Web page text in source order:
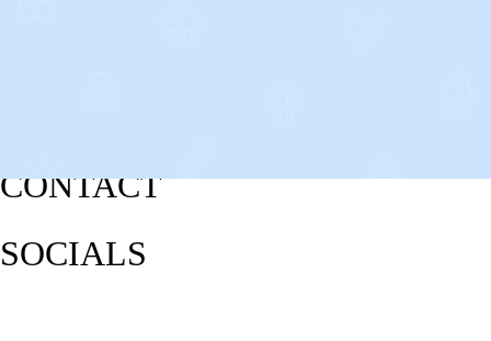
CONTACT
SOCIALS